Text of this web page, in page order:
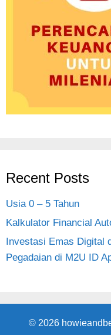
Recent Posts
Usia 0 – 5 Tahun
Kalkulator Financial
Investasi Emas Digital
Pegadaian di M2U ID
© 2026